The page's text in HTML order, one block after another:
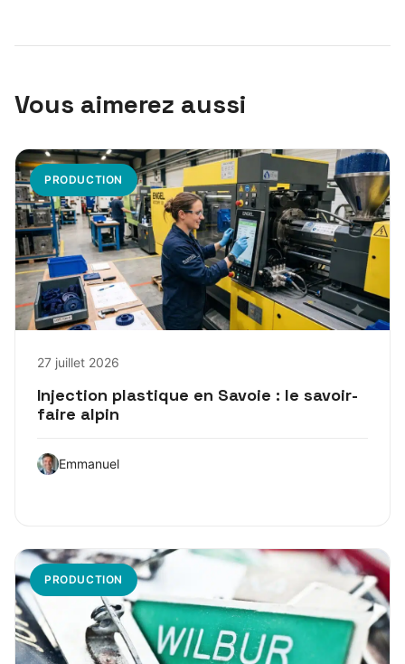
Vous aimerez aussi
PRODUCTION
27 juillet 2026
Injection plastique en Savoie : le savoir-
faire alpin
Emmanuel
PRODUCTION